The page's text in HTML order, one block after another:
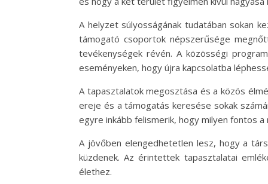
A helyzet súlyosságának tudatában sokan
támogató csoportok népszerűsége
tevékenységek révén. A közösségi
eseményeken, hogy újra kapcsolatba
A tapasztalatok megosztása és a közös
ereje és a támogatás keresése sokak
egyre inkább felismerik, hogy milyen fontos
A jövőben elengedhetetlen lesz, hogy a
küzdenek. Az érintettek tapasztalatai
élethez.